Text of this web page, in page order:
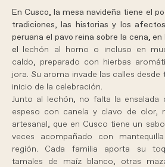
En Cusco, la mesa navideña tiene el
tradiciones, las historias y los
peruana el pavo reina sobre la cena,
el lechón al horno o incluso en
caldo, preparado con hierbas
jora. Su aroma invade las calles
inicio de la celebración.
Junto al lechón, no falta la ensalada
espeso con canela y clavo de olor,
artesanal, que en Cusco tiene un
veces acompañado con
región. Cada familia aporta su
tamales de maíz blanco, otras